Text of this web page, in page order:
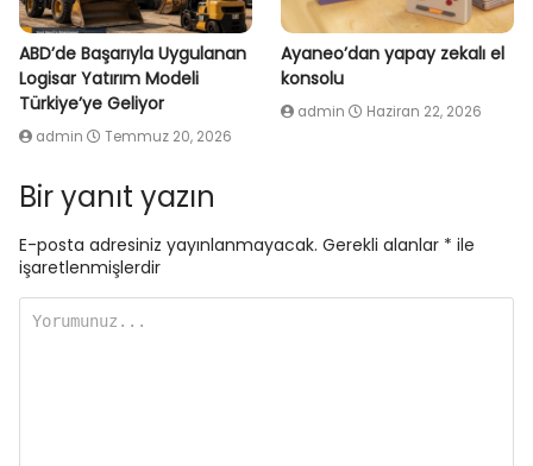
ABD’de Başarıyla Uygulanan
Logisar Yatırım Modeli
Türkiye’ye Geliyor
admin Temmuz 20, 2026
Ayaneo’dan yapay zekalı el
konsolu
admin Haziran 22, 2026
Bir yanıt yazın
E-posta adresiniz yayınlanmayacak. Gerekli alanlar * ile
işaretlenmişlerdir